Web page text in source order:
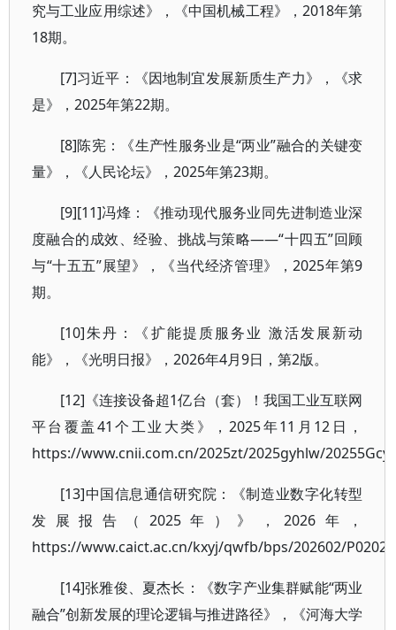
究与工业应用综述》，《中国机械工程》，2018年第
18期。
[7]习近平：《因地制宜发展新质生产力》，《求
是》，2025年第22期。
[8]陈宪：《生产性服务业是“两业”融合的关键变
量》，《人民论坛》，2025年第23期。
[9][11]冯烽：《推动现代服务业同先进制造业深
度融合的成效、经验、挑战与策略——“十四五”回顾
与“十五五”展望》，《当代经济管理》，2025年第9
期。
[10]朱丹：《扩能提质服务业 激活发展新动
能》，《光明日报》，2026年4月9日，第2版。
[12]《连接设备超1亿台（套）！我国工业互联网
平台覆盖41个工业大类》，2025年11月12日，
https://www.cnii.com.cn/2025zt/2025gyhlw/
[13]中国信息通信研究院：《制造业数字化转型
发展报告（2025年）》，2026年，
https://www.caict.ac.cn/kxyj/qwfb/bps/202602/
[14]张雅俊、夏杰长：《数字产业集群赋能“两业
融合”创新发展的理论逻辑与推进路径》，《河海大学